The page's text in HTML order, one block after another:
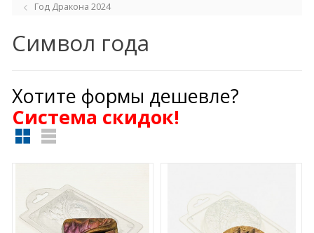
Год Дракона 2024
Символ года
Хотите формы дешевле?
Cистема скидок!